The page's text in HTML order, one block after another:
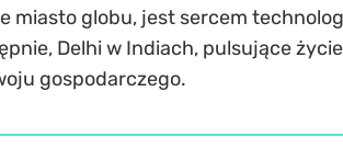
miasto globu, jest sercem
Delhi w Indiach, pulsujące
gospodarczego.